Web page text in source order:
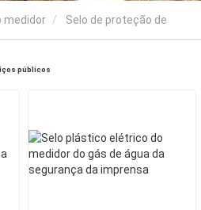
medidor
públicos